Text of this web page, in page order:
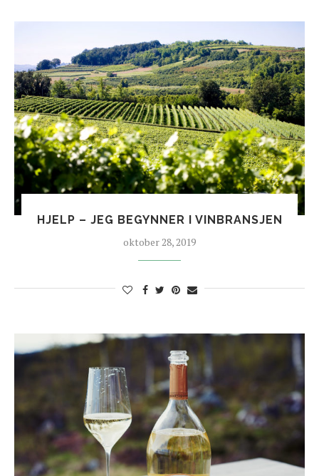
HJELP – JEG BEGYNNER I VINBRANSJEN
oktober 28, 2019